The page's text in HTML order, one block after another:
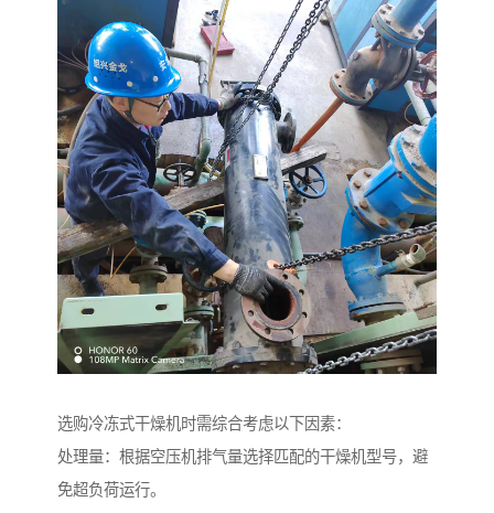
选购冷冻式干燥机时需综合考虑以下因素：
处理量：根据空压机排气量选择匹配的干燥机型号，避
免超负荷运行。